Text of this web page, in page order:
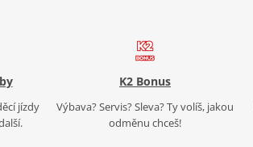
jízdy
K2 Bonus
Výbava? Servis? Sleva? Ty volíš, jakou
odměnu chceš!